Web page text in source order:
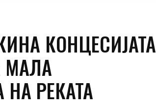
КОНЦЕСИЈАТА
МАЛА
РЕКАТА